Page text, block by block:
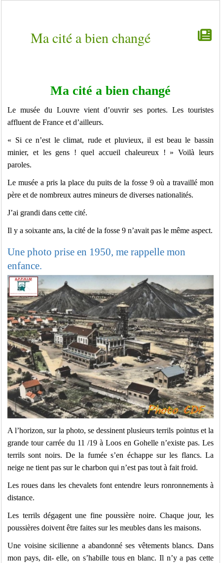
Ma cité a bien changé
Ma cité a bien changé
Le musée du Louvre vient d’ouvrir ses portes. Les touristes
affluent de France et d’ailleurs.
« Si ce n’est le climat, rude et pluvieux, il est beau le bassin
minier, et les gens ! quel accueil chaleureux ! » Voilà leurs
paroles.
Le musée a pris la place du puits de la fosse 9 où a travaillé mon
père et de nombreux autres mineurs de diverses nationalités.
J’ai grandi dans cette cité.
Il y a soixante ans, la cité de la fosse 9 n’avait pas le même aspect.
Une photo prise en 1950, me rappelle mon
enfance.
A l’horizon, sur la photo, se dessinent plusieurs terrils pointus et la
grande tour carrée du 11 /19 à Loos en Gohelle n’existe pas. Les
terrils sont noirs. De la fumée s’en échappe sur les flancs. La
neige ne tient pas sur le charbon qui n’est pas tout à fait froid.
Les roues dans les chevalets font entendre leurs ronronnements à
distance.
Les terrils dégagent une fine poussière noire. Chaque jour, les
poussières doivent être faites sur les meubles dans les maisons.
Une voisine sicilienne a abandonné ses vêtements blancs. Dans
mon pays, dit- elle, on s’habille tous en blanc. Il n’y a pas cette